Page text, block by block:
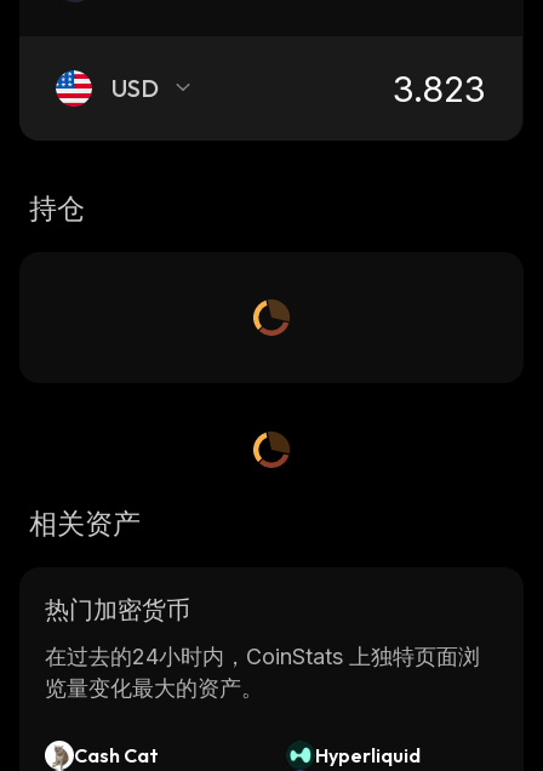
USD
持仓
相关资产
热门加密货币
在过去的24小时内，CoinStats 上独特页面浏
览量变化最大的资产。
Cash Cat
Hyperliquid